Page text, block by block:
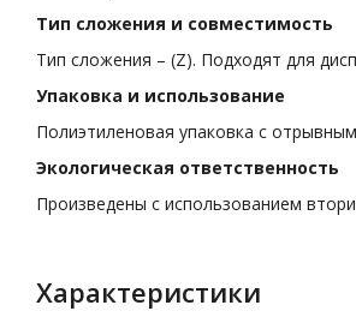
Тип сложения и совместимость
Тип сложения – (Z). Подходят для
Упаковка и использование
Полиэтиленовая упаковка с
Экологическая ответственность
Произведены с использованием
Характеристики